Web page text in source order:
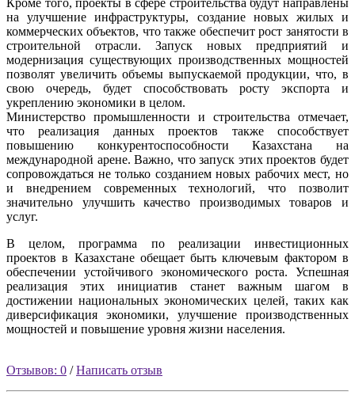
Кроме того, проекты в сфере строительства будут направлены
на улучшение инфраструктуры, создание новых жилых и
коммерческих объектов, что также обеспечит рост занятости в
строительной отрасли. Запуск новых предприятий и
модернизация существующих производственных мощностей
позволят увеличить объемы выпускаемой продукции, что, в
свою очередь, будет способствовать росту экспорта и
укреплению экономики в целом.
Министерство промышленности и строительства отмечает,
что реализация данных проектов также способствует
повышению конкурентоспособности Казахстана на
международной арене. Важно, что запуск этих проектов будет
сопровождаться не только созданием новых рабочих мест, но
и внедрением современных технологий, что позволит
значительно улучшить качество производимых товаров и
услуг.
В целом, программа по реализации инвестиционных
проектов в Казахстане обещает быть ключевым фактором в
обеспечении устойчивого экономического роста. Успешная
реализация этих инициатив станет важным шагом в
достижении национальных экономических целей, таких как
диверсификация экономики, улучшение производственных
мощностей и повышение уровня жизни населения.
Отзывов: 0 /Написать отзыв